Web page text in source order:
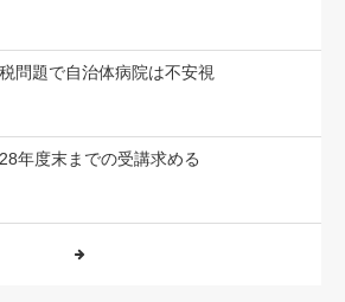
問題で自治体病院は不安視
年度末までの受講求める